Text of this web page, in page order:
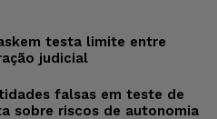
testa limite entre
judicial
falsas em teste de
sobre riscos de autonomia